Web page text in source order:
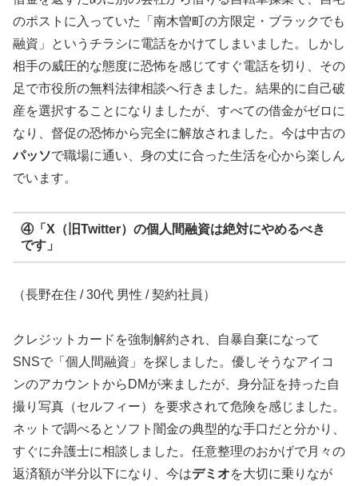
のポストに入っていた「南木曽町の方限定・ブラックでも
融資」というチラシに電話をかけてしまいました。しかし
相手の威圧的な態度に恐怖を感じてすぐ電話を切り、その
足で市役所の無料法律相談へ行きました。結果的に自己破
産を選択することになりましたが、すべての借金がゼロに
なり、督促の恐怖から完全に解放されました。今は中古の
パッソで職場に通い、身の丈に合った生活を心から楽しん
でいます。
④「X（旧Twitter）の個人間融資は絶対にやめるべき
です」
（長野在住 / 30代 男性 / 契約社員）
クレジットカードを強制解約され、自暴自棄になって
SNSで「個人間融資」を探しました。優しそうなアイコ
ンのアカウントからDMが来ましたが、身分証を持った自
撮り写真（セルフィー）を要求されて危険を感じました。
ネットで調べるとソフト闇金の典型的な手口だと分かり、
すぐに弁護士に相談しました。任意整理のおかげで月々の
返済額が半分以下になり、今はデミオを大切に乗りなが